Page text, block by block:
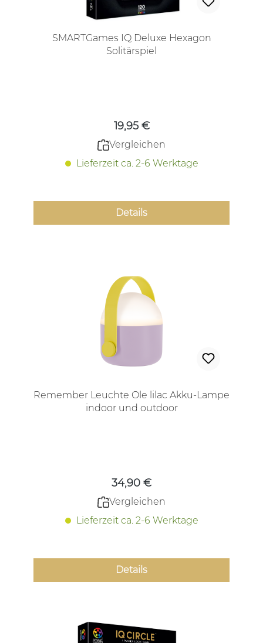
SMARTGames IQ Deluxe Hexagon
Solitärspiel
19,95 €
Vergleichen
Lieferzeit ca. 2-6 Werktage
Details
Remember Leuchte Ole lilac Akku-Lampe
indoor und outdoor
34,90 €
Vergleichen
Lieferzeit ca. 2-6 Werktage
Details